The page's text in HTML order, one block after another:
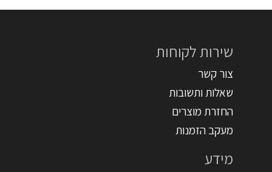
שירות לקוחות
צור קשר
שאלות ותשובות
החזרת מוצרים
מעקב הזמנות
מידע